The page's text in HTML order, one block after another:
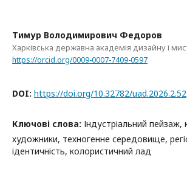
Тимур Володимирович Федоров
Харківська державна академія дизайну і
https://orcid.org/0009-0007-7409-0597
DOI: https://doi.org/10.32782/uad.2026.2.52
Ключові слова: Індустріальний пейзаж,
художники, техногенне середовище,
ідентичність, колористичний лад